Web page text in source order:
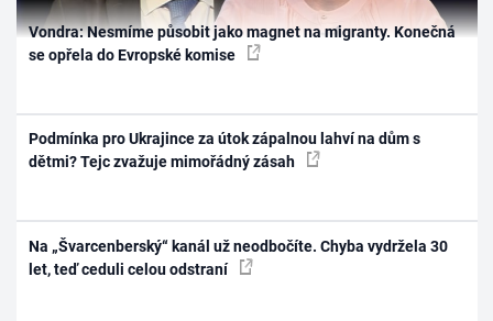
Vondra: Nesmíme působit jako magnet na migranty. Konečná
se opřela do Evropské komise
Podmínka pro Ukrajince za útok zápalnou lahví na dům s
dětmi? Tejc zvažuje mimořádný zásah
Na „Švarcenberský“ kanál už neodbočíte. Chyba vydržela 30
let, teď ceduli celou odstraní